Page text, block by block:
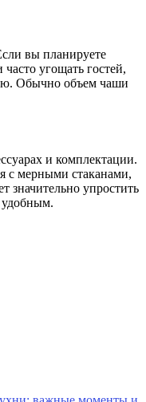
вы планируете
угощать гостей,
Обычно объем чаши
и комплектации.
с мерными стаканами,
значительно упростить
удобным.